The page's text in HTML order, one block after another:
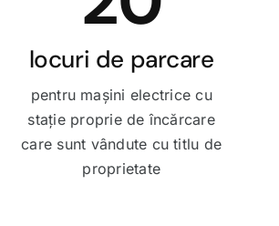
locuri de parcare
pentru mașini electrice cu
stație proprie de încărcare
care sunt vândute cu titlu de
proprietate